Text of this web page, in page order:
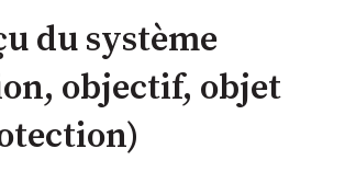
du système
objectif, objet